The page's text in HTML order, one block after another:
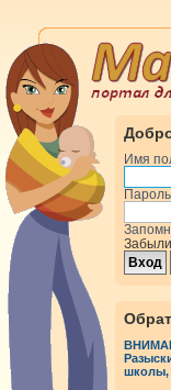
Имя
школы,